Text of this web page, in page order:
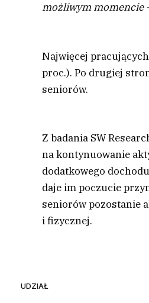
możliwym momencie
Najwięcej
proc.). Po drugiej
seniorów.
Z badania SW
na kontynuowanie
dodatkowego
daje im poczucie
seniorów pozostanie
i fizycznej.
UDZIAŁ